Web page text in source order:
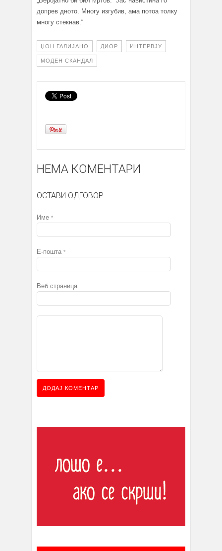
допрев дното. Многу изгубив, ама потоа толку
многу стекнав.“
ЏОН ГАЛИЈАНО ДИОР ИНТЕРВЈУ
МОДЕН СКАНДАЛ
НЕМА КОМЕНТАРИ
ОСТАВИ ОДГОВОР
Име *
Е-пошта *
Веб страница